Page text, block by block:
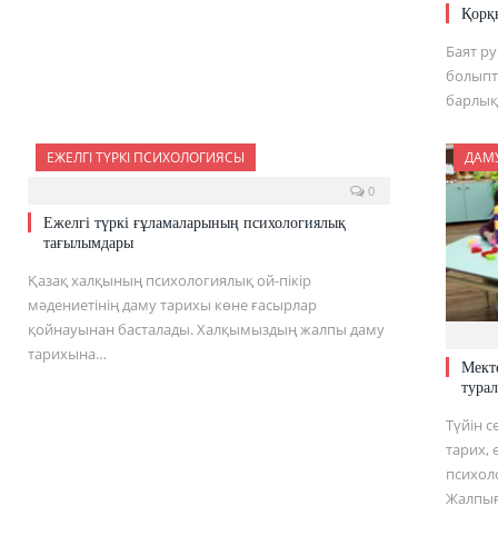
Баят
ЕЖЕЛГІ ТҮРКІ ПСИХОЛОГИЯСЫ
0
Ежелгі түркі ғұламаларының психологиялық
тағылымдары
Қазақ халқының психологиялық ой-пікір
мәдениетінің даму тарихы көне ғасырлар
қойнауынан басталады. Халқымыздың жалпы даму
тарихына…
Түйін
тарих,